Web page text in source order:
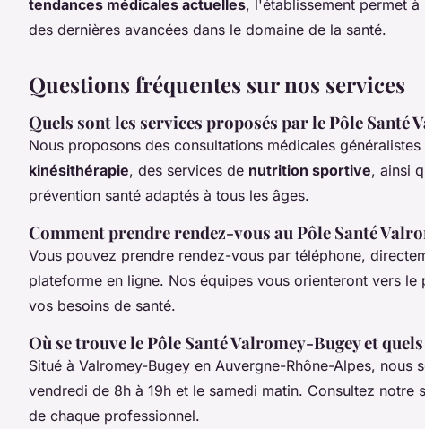
tendances médicales actuelles, l'établissement permet
des dernières avancées dans le domaine de la santé.
Questions fréquentes sur nos services
Quels sont les services proposés par le Pôle Santé
Nous proposons des consultations médicales
kinésithérapie, des services de nutrition sportive, ainsi
prévention santé adaptés à tous les âges.
Comment prendre rendez-vous au Pôle Santé
Vous pouvez prendre rendez-vous par téléphone,
plateforme en ligne. Nos équipes vous orienteront vers le
vos besoins de santé.
Où se trouve le Pôle Santé Valromey-Bugey et
Situé à Valromey-Bugey en Auvergne-Rhône-Alpes, nous
vendredi de 8h à 19h et le samedi matin. Consultez notre
de chaque professionnel.